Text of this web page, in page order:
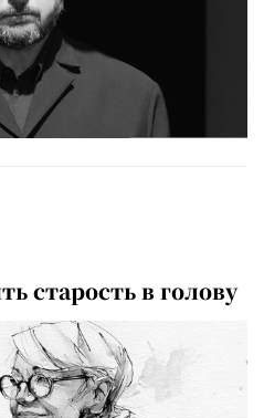
старость в голову